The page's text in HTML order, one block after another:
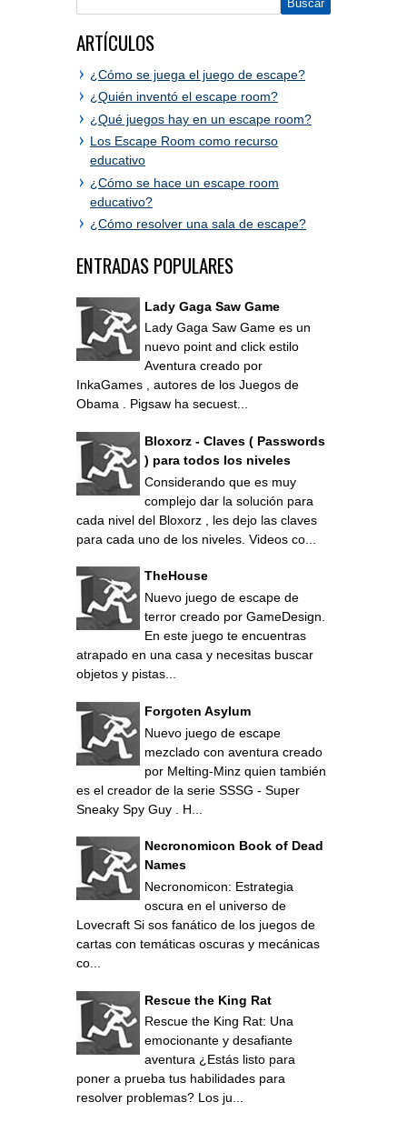
ARTÍCULOS
¿Cómo se juega el juego de escape?
¿Quién inventó el escape room?
¿Qué juegos hay en un escape room?
Los Escape Room como recurso
educativo
¿Cómo se hace un escape room
educativo?
¿Cómo resolver una sala de escape?
ENTRADAS POPULARES
Lady Gaga Saw Game
Lady Gaga Saw Game es un
nuevo point and click estilo
Aventura creado por
InkaGames , autores de los Juegos de
Obama . Pigsaw ha secuest...
Bloxorz - Claves ( Passwords
) para todos los niveles
Considerando que es muy
complejo dar la solución para
cada nivel del Bloxorz , les dejo las claves
para cada uno de los niveles. Videos co...
TheHouse
Nuevo juego de escape de
terror creado por GameDesign.
En este juego te encuentras
atrapado en una casa y necesitas buscar
objetos y pistas...
Forgoten Asylum
Nuevo juego de escape
mezclado con aventura creado
por Melting-Minz quien también
es el creador de la serie SSSG - Super
Sneaky Spy Guy . H...
Necronomicon Book of Dead
Names
Necronomicon: Estrategia
oscura en el universo de
Lovecraft Si sos fanático de los juegos de
cartas con temáticas oscuras y mecánicas
co...
Rescue the King Rat
Rescue the King Rat: Una
emocionante y desafiante
aventura ¿Estás listo para
poner a prueba tus habilidades para
resolver problemas? Los ju...